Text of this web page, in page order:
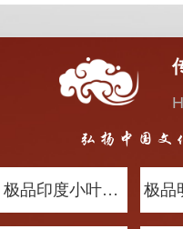
弘扬中国文
极品印度小叶紫檀木